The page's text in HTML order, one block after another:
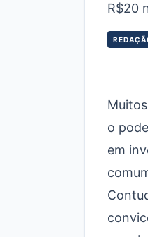
R$20
o
em